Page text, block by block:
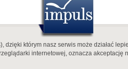
dzięki którym nasz serwis może działać
internetowej, oznacza akceptację